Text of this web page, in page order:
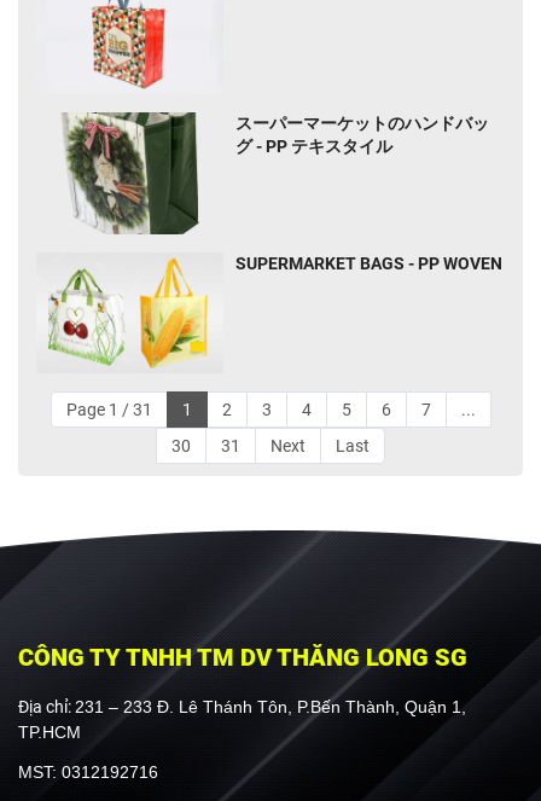
スーパーマーケットのハンドバッ
グ - PP テキスタイル
SUPERMARKET BAGS - PP WOVEN
Page 1 / 31 1 2 3 4 5 6 7
...
30
31 Next Last
CÔNG TY TNHH TM DV THĂNG LONG SG
Địa chỉ: 231 – 233 Đ. Lê Thánh Tôn, P.Bến Thành, Quận 1,
TP.HCM
MST: 0312192716